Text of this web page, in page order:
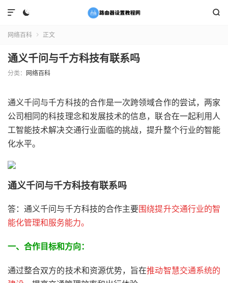
 

网络百科  正文
通义千问与千方科技有联系吗
分类： 网络百科
通义千问与千方科技的合作是一次跨领域合作的尝试，两家
公司相同的科技理念和发展技术的信息，联合在一起利用人
工智能技术解决交通行业面临的挑战，提升整个行业的智能
化水平。
通义千问与千方科技有联系吗
答：通义千问与千方科技的合作主要围绕提升交通行业的智
能化管理和服务能力。
一、合作目标和方向：
通过整合双方的技术和资源优势，旨在推动智慧交通系统的